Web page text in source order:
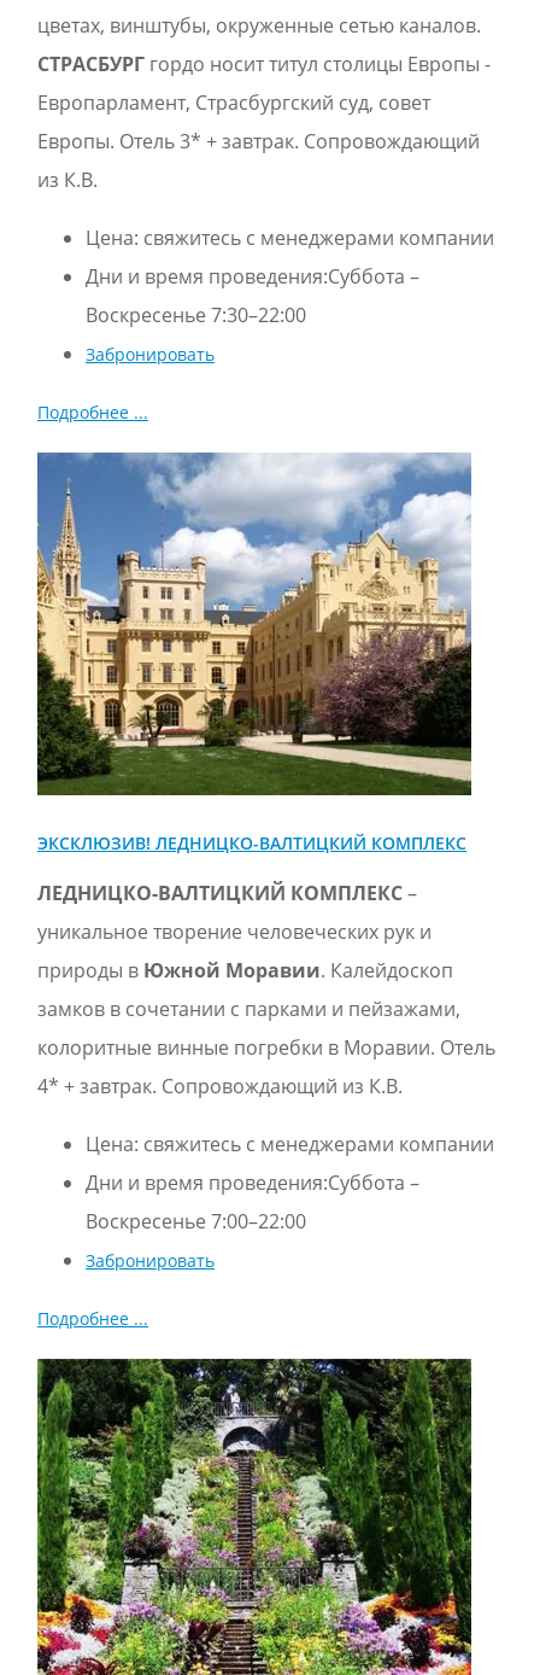
цветах, винштубы, окруженные сетью каналов.
СТРАСБУРГ гордо носит титул столицы Европы -
Европарламент, Страсбургский суд, совет
Европы. Oтель 3* + завтрак. Сопровождающий
из К.В.
Цена: свяжитесь с менеджерами компании
Дни и время проведения:Суббота –
Воскресенье 7:30–22:00
Забронировать
Подробнее ...
ЭКСКЛЮЗИВ! ЛЕДНИЦКО-ВАЛТИЦКИЙ КОМПЛЕКС
ЛЕДНИЦКО-ВАЛТИЦКИЙ КОМПЛЕКС–
уникальное твoрение человеческих рук и
природы в Южной Моравии. Кaлейдоскоп
замков в сочетании с парками и пейзажами,
колоритные винные погребки в Моравии. Oтель
4* + завтрак. Сопровождающий из К.В.
Цена: свяжитесь с менеджерами компании
Дни и время проведения:Суббота –
Воскресенье 7:00–22:00
Забронировать
Подробнее ...